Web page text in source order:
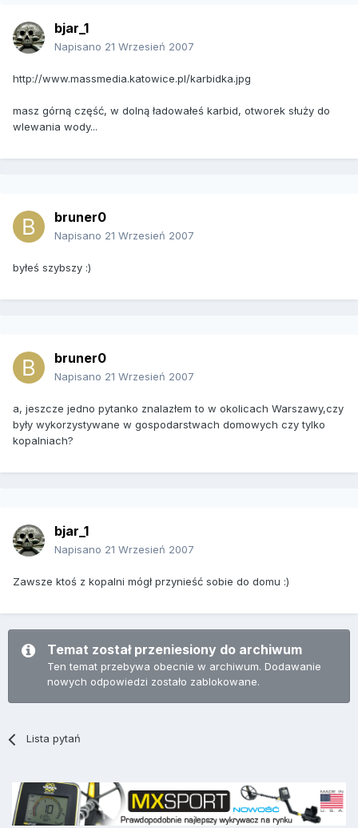
bjar_1
Napisano 21 Wrzesień 2007
http://www.massmedia.katowice.pl/karbidka.jpg
masz górną część, w dolną ładowałeś karbid, otworek służy do
wlewania wody...
bruner0
Napisano 21 Wrzesień 2007
byłeś szybszy :)
bruner0
Napisano 21 Wrzesień 2007
a, jeszcze jedno pytanko znalazłem to w okolicach Warszawy,czy
były wykorzystywane w gospodarstwach domowych czy tylko
kopalniach?
bjar_1
Napisano 21 Wrzesień 2007
Zawsze ktoś z kopalni mógł przynieść sobie do domu :)
Temat został przeniesiony do archiwum
Ten temat przebywa obecnie w archiwum. Dodawanie
nowych odpowiedzi zostało zablokowane.
Lista pytań